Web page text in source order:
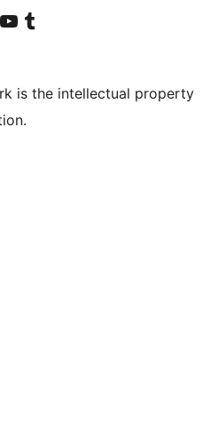
account
ہمارے ٹک ٹاک
Visit our YouTube channel
ہمارے ٹمبلر اکاؤنٹ پر جائیں
is the intellectual property